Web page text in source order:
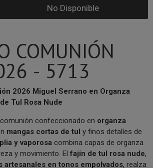
No Disponible
COMUNIÓN
- 5713
2026 Miguel Serrano en Organza
Tul Rosa Nude
confeccionado en organza
mangas cortas de tul y finos detalles de
y vaporosa combina capas de organza
y movimiento. El fajín de tul rosa nude,
artesanales en tonos empolvados, realza